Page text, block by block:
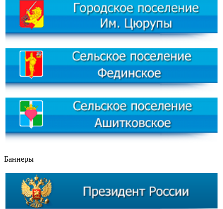
Баннеры